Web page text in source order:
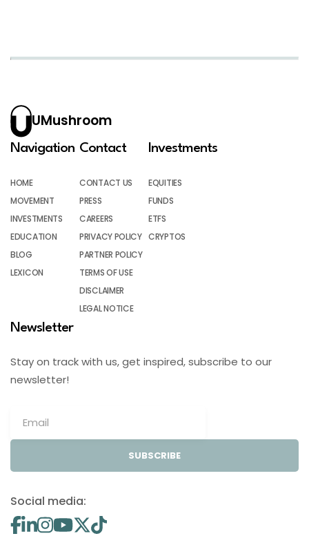
UMushroom
Navigation
HOME
MOVEMENT
INVESTMENTS
EDUCATION
BLOG
LEXICON
Contact
CONTACT US
PRESS
CAREERS
PRIVACY POLICY
PARTNER POLICY
TERMS OF USE
DISCLAIMER
LEGAL NOTICE
Investments
EQUITIES
FUNDS
ETFS
CRYPTOS
Newsletter
Stay on track with us, get inspired, subscribe to our
newsletter!
SUBSCRIBE
Social media: